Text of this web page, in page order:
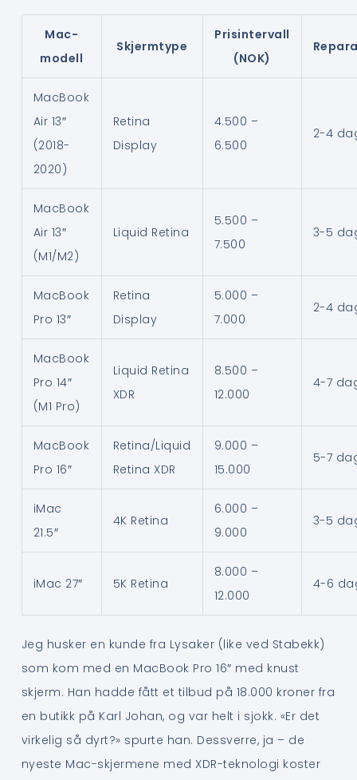
Mac-
modell
Skjermtype
Prisintervall
(NOK)
MacBook
Air 13″
(2018-
2020)
Retina
Display
4.500 –
6.500
2-4
MacBook
Air 13″
(M1/M2)
Liquid Retina
5.500 –
7.500
3-5
MacBook
Pro 13″
Retina
Display
5.000 –
7.000
2-4
MacBook
Pro 14″
(M1 Pro)
Liquid Retina
XDR
8.500 –
12.000
4-7
MacBook
Pro 16″
Retina/Liquid
Retina XDR
9.000 –
15.000
5-7
iMac
21.5″
4K Retina
6.000 –
9.000
3-5
iMac 27″ 5K Retina
8.000 –
12.000
4-6
Jeg husker en kunde fra Lysaker (like ved Stabekk)
som kom med en MacBook Pro 16″ med knust
skjerm. Han hadde fått et tilbud på 18.000 kroner fra
en butikk på Karl Johan, og var helt i sjokk. «Er det
virkelig så dyrt?» spurte han. Dessverre, ja – de
nyeste Mac-skjermene med XDR-teknologi koster